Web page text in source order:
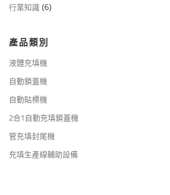
行業知識 (6)
產品類別
液體充填機
自動鎖蓋機
自動貼標機
2合1自動充填鎖蓋機
管充填封尾機
充填生產線輔助設備